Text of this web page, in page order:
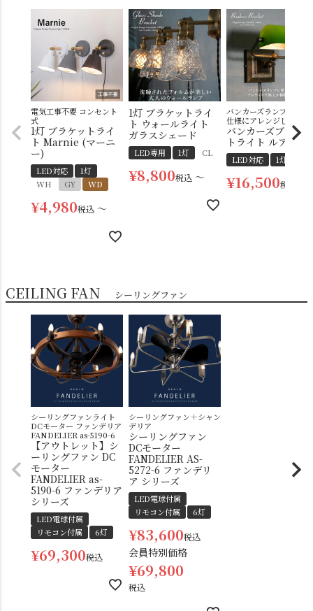
電気工事不要 コンセント
式
1灯 ブラケットライ
ト Marnie (マーニ
ー)
LED対応
1灯
WH
GY WD
¥4,980税込 〜
1灯 ブラケットライ
ト ウォールライト
ガラスシェード
LED専用 1灯 CL
¥8,800税込 〜
バンカーズランプを壁掛
仕様にアレンジした
バンカーズブラケッ
トライト ルアンヌ
LED対応 1灯
¥16,500税込
CEILING FAN シーリングファン
シーリングファンライト
DCモーター ファンデリア
FANDELIER as-5190-6
【アウトレット】シ
ーリングファン DC
モーター
FANDELIER as-
5190-6 ファンデリア
シリーズ
LED電球付属
リモコン付属
6灯
¥69,300税込
シーリングファン＋シャン
デリア
シーリングファン
DCモーター
FANDELIER AS-
5272-6 ファンデリ
ア シリーズ
LED電球付属
リモコン付属
6灯
¥83,600税込
会員特別価格
¥69,800
税込